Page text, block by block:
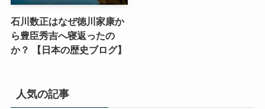
石川数正はなぜ徳川家康か
ら豊臣秀吉へ寝返ったの
か？ 【日本の歴史ブログ】
人気の記事